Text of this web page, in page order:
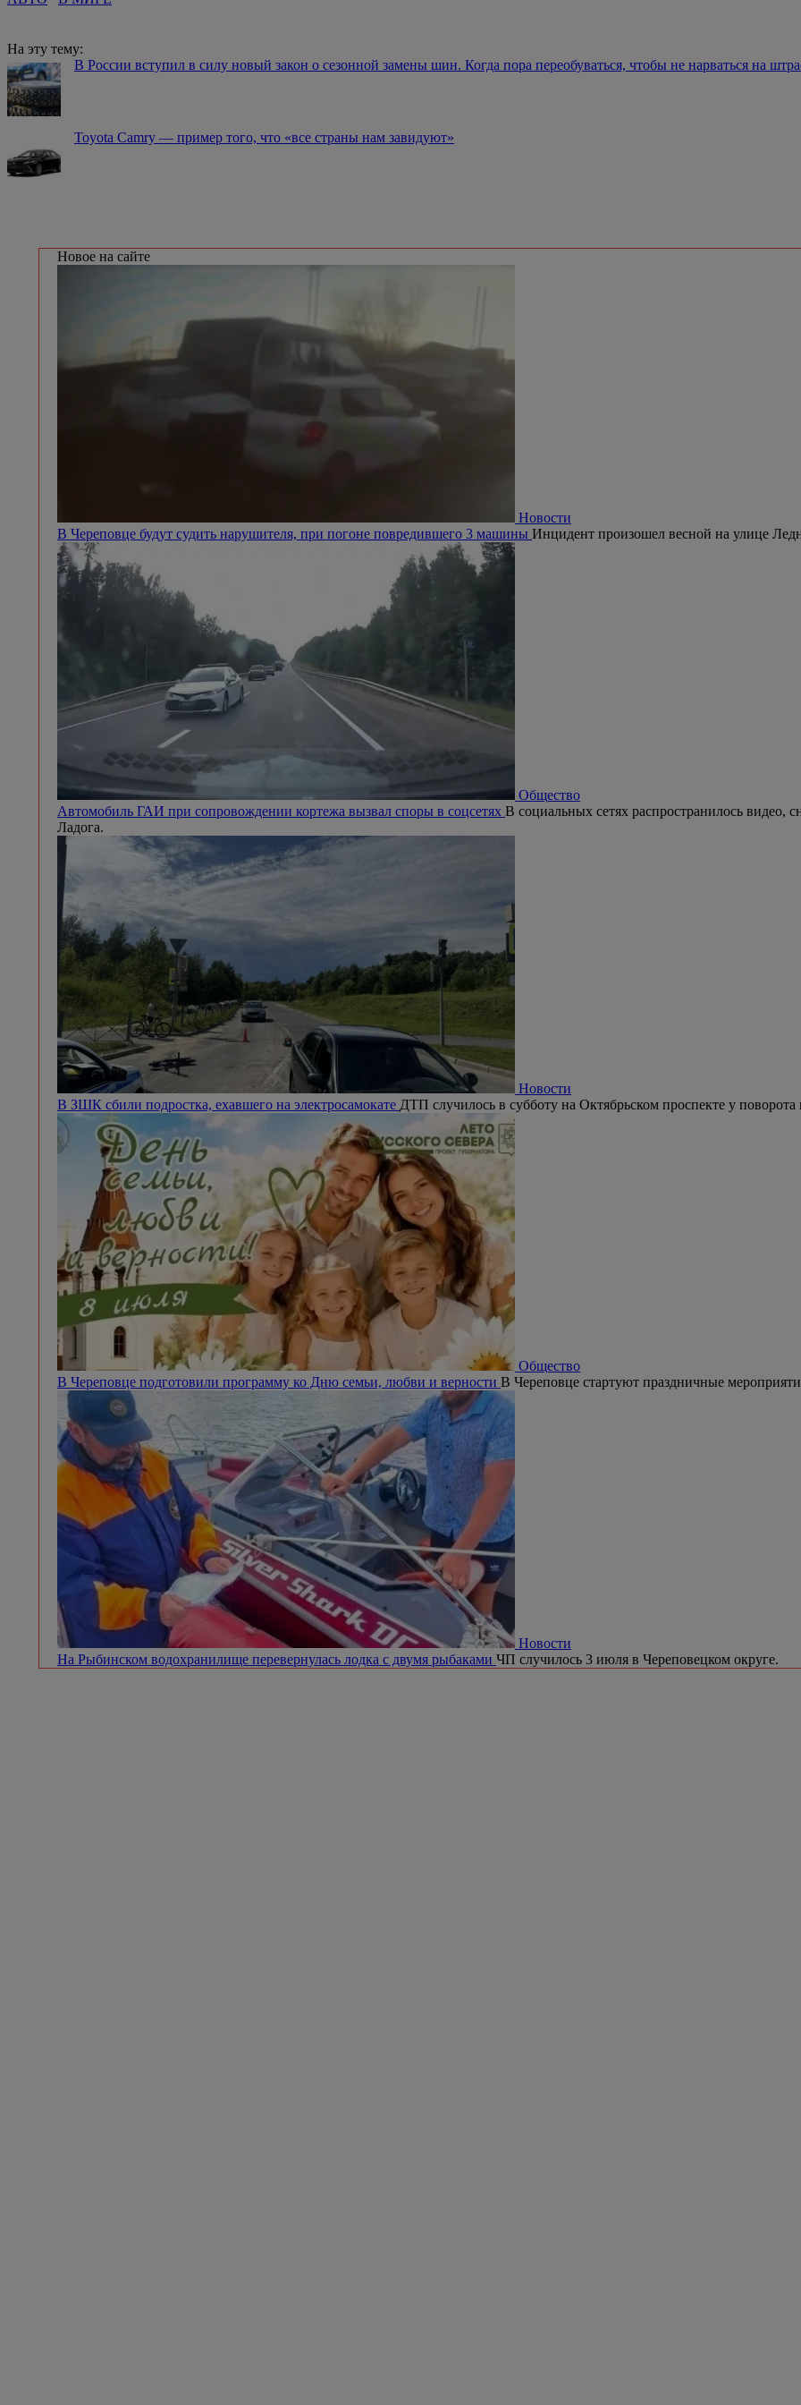
На эту тему:
В России вступил в силу новый закон о сезонной замены шин. Когда пора переобуваться, чтобы не нарваться на
Toyota Camry — пример того, что «все страны нам завидуют»
Новое на сайте
Новости
В Череповце будут судить нарушителя, при погоне повредившего 3 машины Инцидент произошел весной на улице
Общество
Автомобиль ГАИ при сопровождении кортежа вызвал споры в соцсетях В социальных сетях распространилось видео,
Ладога.
Новости
В ЗШК сбили подростка, ехавшего на электросамокате ДТП случилось в субботу на Октябрьском проспекте у поворота
Общество
В Череповце подготовили программу ко Дню семьи, любви и верности В Череповце стартуют праздничные
Новости
На Рыбинском водохранилище перевернулась лодка с двумя рыбаками ЧП случилось 3 июля в Череповецком округе.